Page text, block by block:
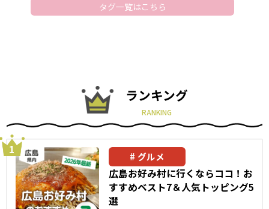
タグ一覧はこちら
ランキング
RANKING
グルメ
広島お好み村に行くならココ！お
すすめベスト7＆人気トッピング5
選